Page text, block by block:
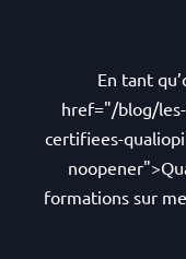
En tant
href="/blog/
certifiees-
formations sur